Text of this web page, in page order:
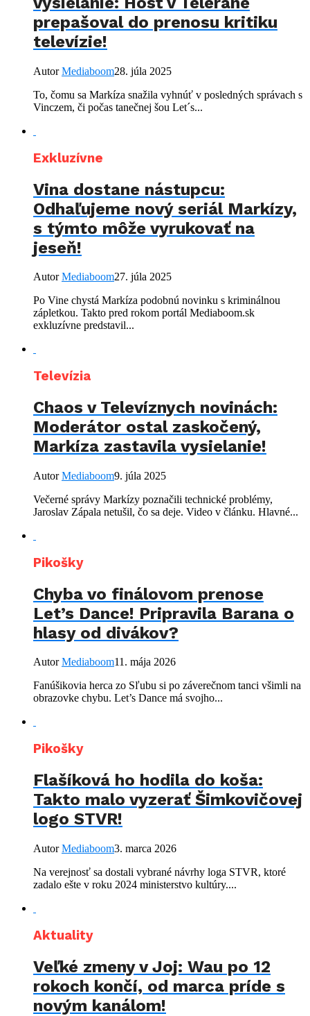
prepašoval do prenosu kritiku
televízie!
AutorMediaboom28. júla 2025
To, čomu sa Markíza snažila vyhnúť v posledných správach s
Vinczem, či počas tanečnej šou Let´s...
Exkluzívne
Vina dostane nástupcu:
Odhaľujeme nový seriál Markízy,
s týmto môže vyrukovať na
jeseň!
AutorMediaboom27. júla 2025
Po Vine chystá Markíza podobnú novinku s kriminálnou
zápletkou. Takto pred rokom portál Mediaboom.sk
exkluzívne predstavil...
Televízia
Chaos v Televíznych novinách:
Moderátor ostal zaskočený,
Markíza zastavila vysielanie!
AutorMediaboom9. júla 2025
Večerné správy Markízy poznačili technické problémy,
Jaroslav Zápala netušil, čo sa deje. Video v článku. Hlavné...
Pikošky
Chyba vo finálovom prenose
Let’s Dance! Pripravila Barana o
hlasy od divákov?
AutorMediaboom11. mája 2026
Fanúšikovia herca zo Sľubu si po záverečnom tanci všimli na
obrazovke chybu. Let’s Dance má svojho...
Pikošky
Flašíková ho hodila do koša:
Takto malo vyzerať Šimkovičovej
logo STVR!
AutorMediaboom3. marca 2026
Na verejnosť sa dostali vybrané návrhy loga STVR, ktoré
zadalo ešte v roku 2024 ministerstvo kultúry....
Aktuality
Veľké zmeny v Joj: Wau po 12
rokoch končí, od marca príde s
novým kanálom!